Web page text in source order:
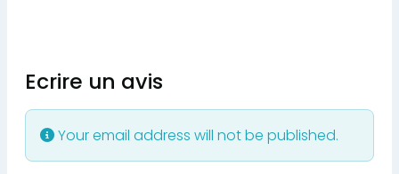
Ecrire un avis
Your email address will not be published.